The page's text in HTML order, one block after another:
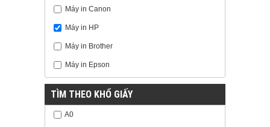
Máy in Canon
Máy in HP
Máy in Brother
Máy in Epson
TÌM THEO KHỔ GIẤY
A0